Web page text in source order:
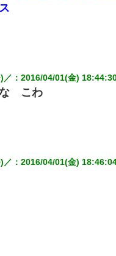
／ ：2016/04/01(金)
な こわ
／ ：2016/04/01(金)